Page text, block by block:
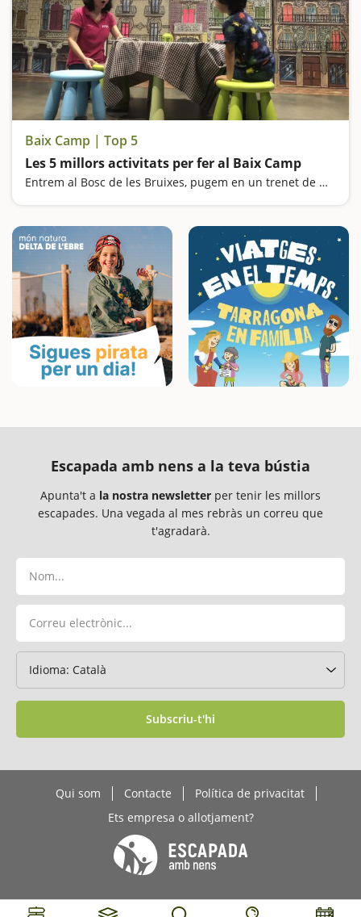
Baix Camp | Top 5
Les 5 millors activitats per fer al Baix Camp
Entrem al Bosc de les Bruixes, pugem en un trenet de miniatura, visitem el Centre Gaudí de Reus i anem d'excursió fins a un dels gorgs més espectaculars de Catalunya
Escapada amb nens a la teva bústia
Apunta't a la nostra newsletter per tenir les millors
escapades. Una vegada al mes rebràs un correu que
t'agradarà.
Subscriu-t'hi
Qui som Contacte
Política de privacitat
Ets empresa o allotjament?